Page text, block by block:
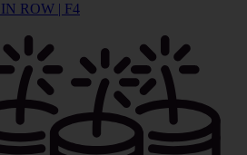
ROW | F4